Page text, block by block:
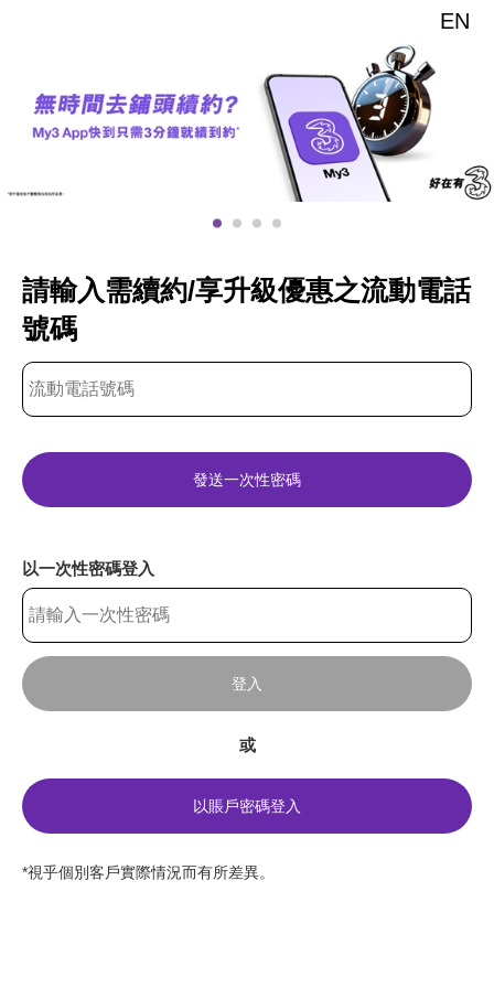
EN
請輸入需續約/享升級優惠之流動電話
號碼
發送一次性密碼
以一次性密碼登入
登入
或
以賬戶密碼登入
*視乎個別客戶實際情況而有所差異。